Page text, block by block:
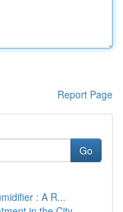
Report Page
Go
: A R...